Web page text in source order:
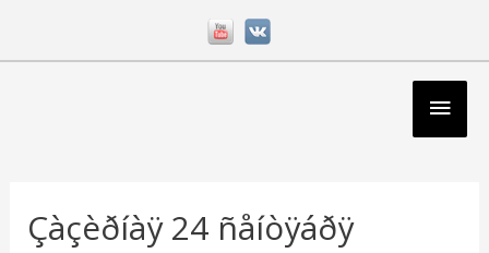
Çàçèðíàÿ 24 ñåíòÿáðÿ
записям